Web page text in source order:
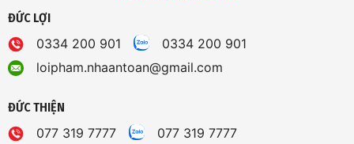
ĐỨC LỢI
0334 200 901
0334 200 901
loipham.nhaantoan@gmail.com
ĐỨC THIỆN
077 319 7777
077 319 7777